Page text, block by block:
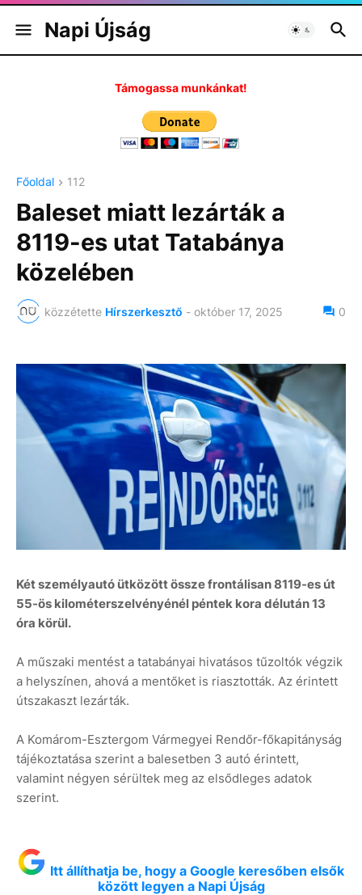
Napi Újság
Támogassa munkánkat!
Főoldal 112
Baleset miatt lezárták a
8119-es utat Tatabánya
közelében
közzétette Hírszerkesztő - október 17, 2025 0
Két személyautó ütközött össze frontálisan 8119-es út
55-ös kilométerszelvényénél péntek kora délután 13
óra körül.
A műszaki mentést a tatabányai hivatásos tűzoltók végzik
a helyszínen, ahová a mentőket is riasztották. Az érintett
útszakaszt lezárták.
A Komárom-Esztergom Vármegyei Rendőr-főkapitányság
tájékoztatása szerint a balesetben 3 autó érintett,
valamint négyen sérültek meg az elsődleges adatok
szerint.
Itt állíthatja be, hogy a Google keresőben elsők
között legyen a Napi Újság